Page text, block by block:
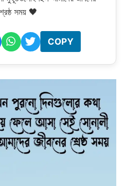
সময় 🖤
COPY